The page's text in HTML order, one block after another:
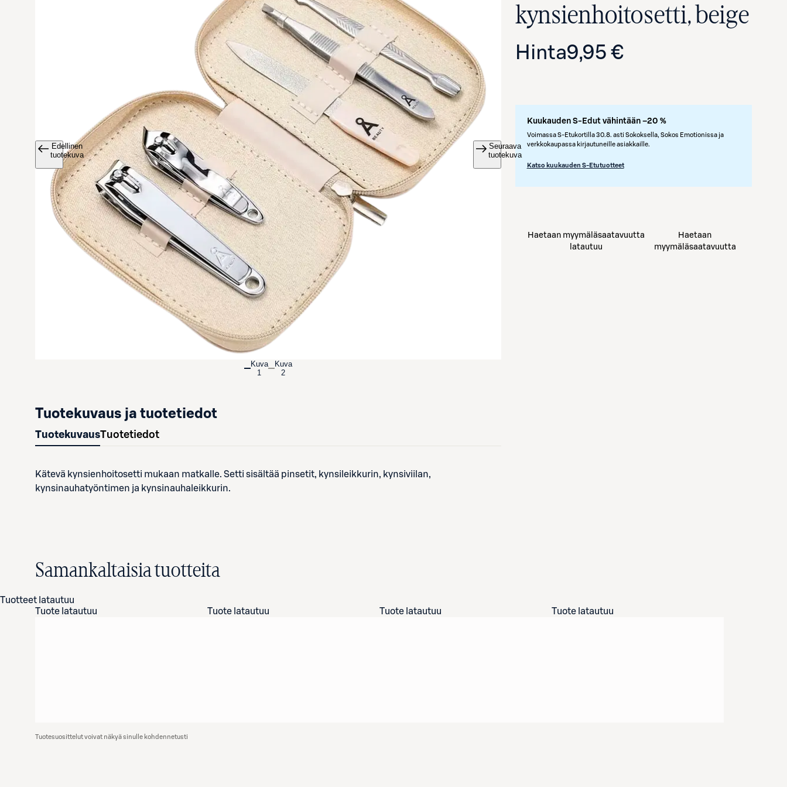
Avaa tuotekuva suurennettuna
Edellinen
tuotekuva
Seuraava
tuotekuva
Kuva
1
Kuva
2
kynsienhoitosetti, beige
Hinta9,95 €
Kuukauden S-Edut vähintään –20 %
Voimassa S-Etukortilla 30.8. asti Sokoksella, Sokos Emotionissa ja
verkkokaupassa kirjautuneille asiakkaille.
Katso kuukauden S-Etutuotteet
Haetaan myymäläsaatavuutta
latautuu
Haetaan
myymäläsaatavuutta
Tuotekuvaus ja tuotetiedot
TuotekuvausTuotetiedot
Kätevä kynsienhoitosetti mukaan matkalle. Setti sisältää pinsetit, kynsileikkurin, kynsiviilan,
kynsinauhatyöntimen ja kynsinauhaleikkurin.
Samankaltaisia tuotteita
Tuotteet latautuu
Tuote latautuu
Tuote latautuu Tuote latautuu Tuote latautuu
Tuotesuosittelut voivat näkyä sinulle kohdennetusti